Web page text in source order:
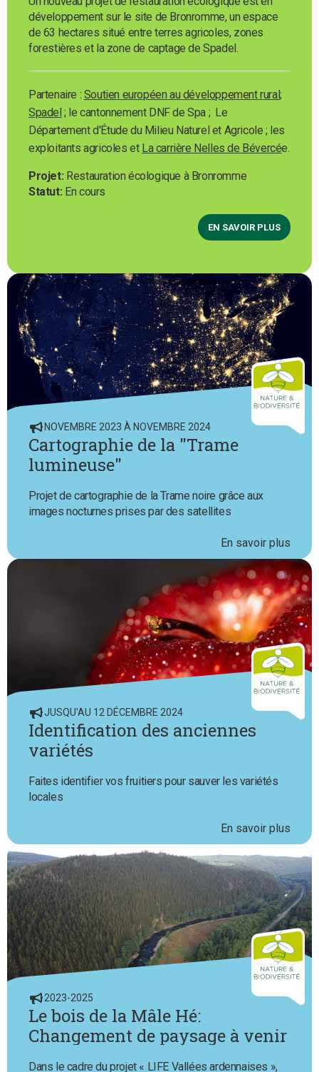
développement sur le site de Bronromme, un espace
de 63 hectares situé entre terres agricoles, zones
forestières et la zone de captage de Spadel.
Partenaire : Soutien européen au développement rural;
Spadel; le cantonnement DNF de Spa ; Le
Département d'Étude du Milieu Naturel et Agricole ; les
exploitants agricoles et La carrière Nelles de Bévercée.
Projet Restauration écologique à Bronromme
Statut En cours
EN SAVOIR PLUS
NOVEMBRE 2023 À NOVEMBRE 2024
Cartographie de la "Trame
lumineuse"
Projet de cartographie de la Trame noire grâce aux
images nocturnes prises par des satellites
En savoir plus
JUSQU'AU 12 DÉCEMBRE 2024
Identification des anciennes
variétés
Faites identifier vos fruitiers pour sauver les variétés
locales
En savoir plus
2023-2025
Le bois de la Mâle Hé:
Changement de paysage à venir
Dans le cadre du projet « LIFE Vallées ardennaises »,